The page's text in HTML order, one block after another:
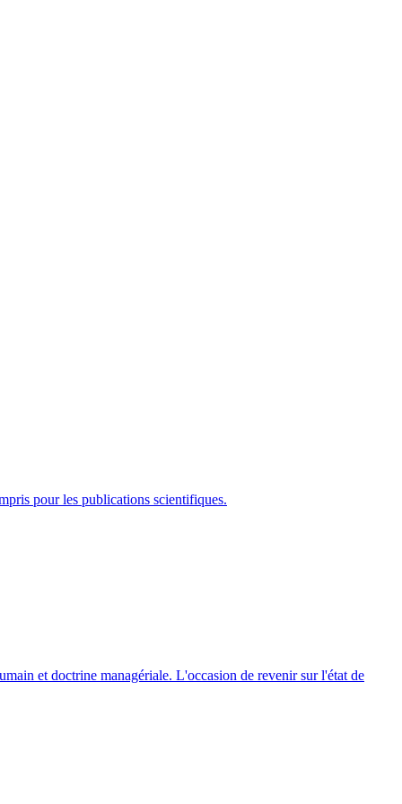
pour les publications scientifiques.
et doctrine managériale. L'occasion de revenir sur l'état de